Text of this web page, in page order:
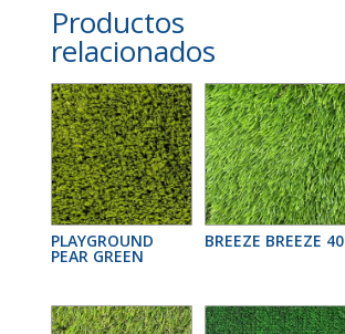
Productos
relacionados
PLAYGROUND
PEAR GREEN
BREEZE BREEZE 40